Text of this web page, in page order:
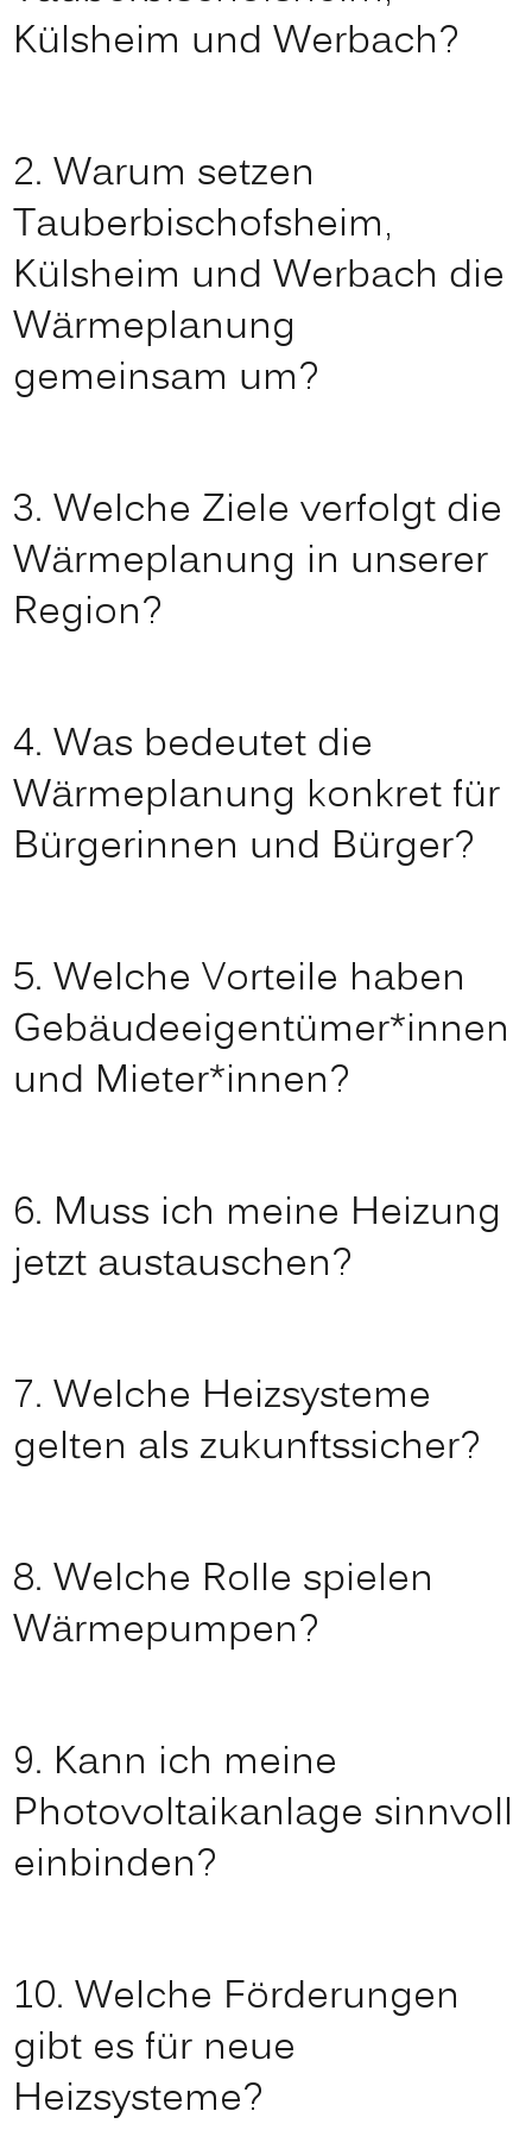
Külsheim und Werbach?
2. Warum setzen
Tauberbischofsheim,
Külsheim und Werbach die
Wärmeplanung
gemeinsam um?
3. Welche Ziele verfolgt die
Wärmeplanung in unserer
Region?
4. Was bedeutet die
Wärmeplanung konkret für
Bürgerinnen und Bürger?
5. Welche Vorteile haben
Gebäudeeigentümer*innen
und Mieter*innen?
6. Muss ich meine Heizung
jetzt austauschen?
7. Welche Heizsysteme
gelten als zukunftssicher?
8. Welche Rolle spielen
Wärmepumpen?
9. Kann ich meine
Photovoltaikanlage sinnvoll
einbinden?
10. Welche Förderungen
gibt es für neue
Heizsysteme?